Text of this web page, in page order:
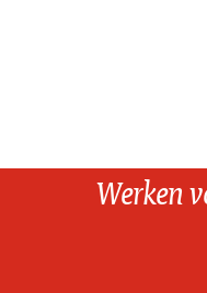
Werken